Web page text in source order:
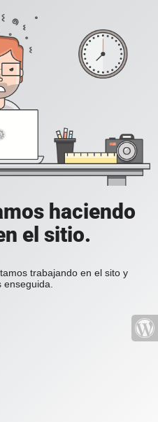
haciendo
el sitio.
trabajando en el sito y